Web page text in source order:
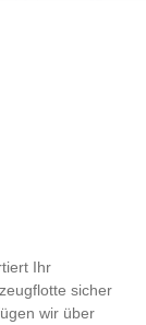
Ihr
sicher
wir über